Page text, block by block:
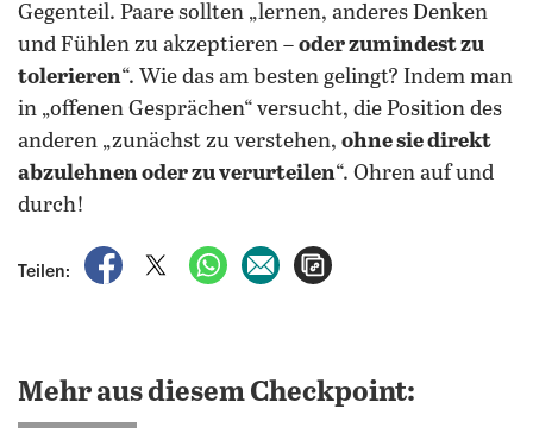
Gegenteil. Paare sollten „lernen, anderes Denken
und Fühlen zu akzeptieren – oder zumindest zu
tolerieren“. Wie das am besten gelingt? Indem man
in „offenen Gesprächen“ versucht, die Position des
anderen „zunächst zu verstehen, ohne sie direkt
abzulehnen oder zu verurteilen“. Ohren auf und
durch!
Teilen:
auf Facebook teilen
auf X teilenper WhatsApp teilen
per E-Mail teilen
Mehr aus diesem Checkpoint: